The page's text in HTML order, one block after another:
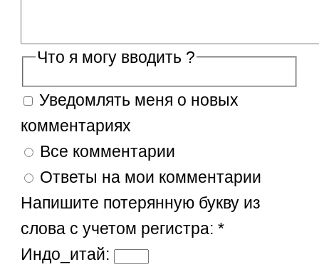
Что я могу вводить ?
Уведомлять меня о новых
комментариях
Все комментарии
Ответы на мои комментарии
Напишите потерянную букву из
слова с учетом регистра:*
Индо_итай: